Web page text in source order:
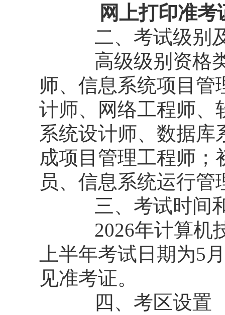
网上打印准
二、考试级别及
高级级别资格类
师、信息系统项目管
计师、网络工程师、
系统设计师、数据库
成项目管理工程师；
员、信息系统运行管
三、考试时间
2026年计算机技
上半年考试日期为5
见准考证。
四、考区设置